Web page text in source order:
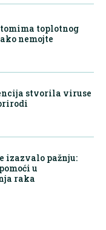
toplotnog
nemojte
stvorila viruse
izazvalo pažnju:
u
raka